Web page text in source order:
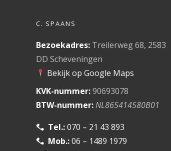
C. SPAANS
Bezoekadres: Treilerweg 68, 2583
DD Scheveningen
Bekijk op Google Maps
KVK-nummer:90693078
BTW-nummer:NL865414580B01
Tel.:070 – 21 43 893
Mob.:06 – 1489 1979